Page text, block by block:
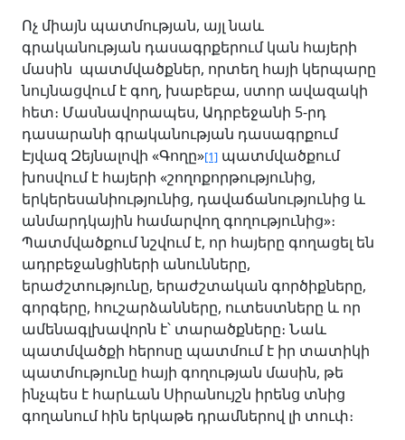
Ոչ միայն պատմության, այլ նաև
գրականության դասագրքերում կան հայերի
մասին պատմվածքներ, որտեղ հայի կերպարը
նույնացվում է գող, խաբեբա, ստոր ավազակի
հետ։ Մասնավորապես, Ադրբեջանի 5-րդ
դասարանի գրականության դասագրքում
Էյվազ Զեյնալովի «Գողը»[1] պատմվածքում
խոսվում է հայերի «շողոքորթությունից,
երկերեսանիությունից, դավաճանությունից և
անմարդկային համարվող գողությունից»։
Պատմվածքում նշվում է, որ հայերը գողացել են
ադրբեջանցիների անունները,
երաժշտությունը, երաժշտական գործիքները,
գորգերը, հուշարձանները, ուտեստները և որ
ամենագլխավորն է՝ տարածքները։ Նաև
պատմվածքի հերոսը պատմում է իր տատիկի
պատմությունը հայի գողության մասին, թե
ինչպես է հարևան Սիրանույշն իրենց տնից
գողանում հին երկաթե դրամներով լի տուփ։